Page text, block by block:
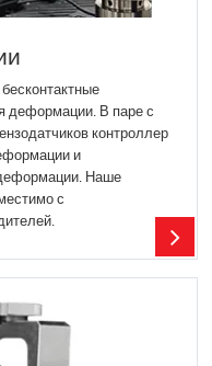
деформации. В паре с
контроллер
и
Наше
с